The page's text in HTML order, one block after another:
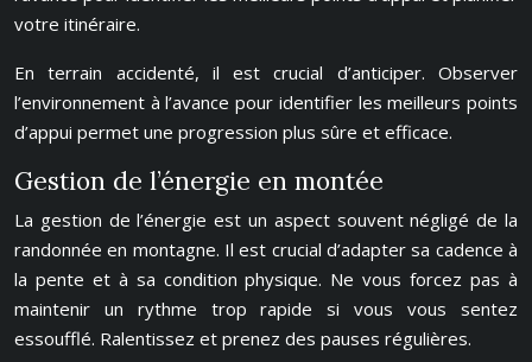
votre itinéraire.
En terrain accidenté, il est crucial d’anticiper. Observer
l’environnement à l’avance pour identifier les meilleurs points
d’appui permet une progression plus sûre et efficace.
Gestion de l’énergie en montée
La gestion de l’énergie est un aspect souvent négligé de la
randonnée en montagne. Il est crucial d’adapter sa cadence à
la pente et à sa condition physique. Ne vous forcez pas à
maintenir un rythme trop rapide si vous vous sentez
essoufflé. Ralentissez et prenez des pauses régulières.